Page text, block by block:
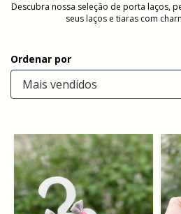
Descubra nossa seleção de porta laços,
seus laços e tiaras com
Ordenar por